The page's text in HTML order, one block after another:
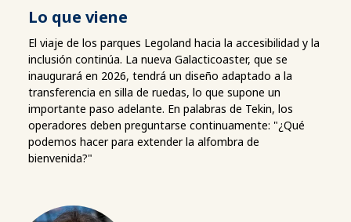
Lo que viene
El viaje de los parques Legoland hacia la accesibilidad y la
inclusión continúa. La nueva Galacticoaster, que se
inaugurará en 2026, tendrá un diseño adaptado a la
transferencia en silla de ruedas, lo que supone un
importante paso adelante. En palabras de Tekin, los
operadores deben preguntarse continuamente: "¿Qué
podemos hacer para extender la alfombra de
bienvenida?"